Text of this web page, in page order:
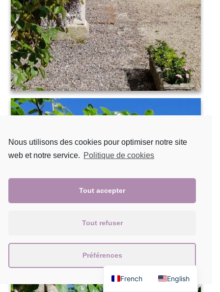
French English
Nous utilisons des cookies pour optimiser notre site
web et notre service. Politique de cookies
Tout accepter
Tout refuser
Préférences